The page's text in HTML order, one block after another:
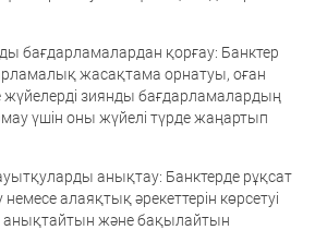
бағдарламалардан қорғау: Банктер
жасақтама орнатуы, оған
жүйелерді зиянды бағдарламалардың
үшін оны жүйелі түрде жаңартып
анықтау: Банктерде рұқсат
немесе алаяқтық әрекеттерін көрсетуі
анықтайтын және бақылайтын